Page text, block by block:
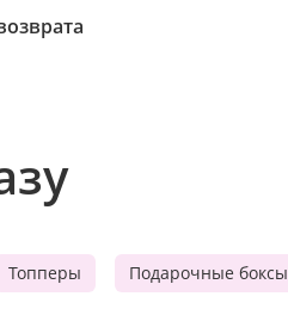
Топперы Подарочные боксы